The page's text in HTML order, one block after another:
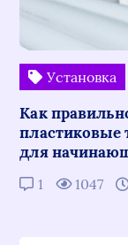
Установка
Как
пластиковые
для
1 1047